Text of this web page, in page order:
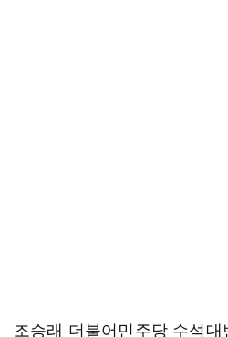
조승래 더불어민주당 수석